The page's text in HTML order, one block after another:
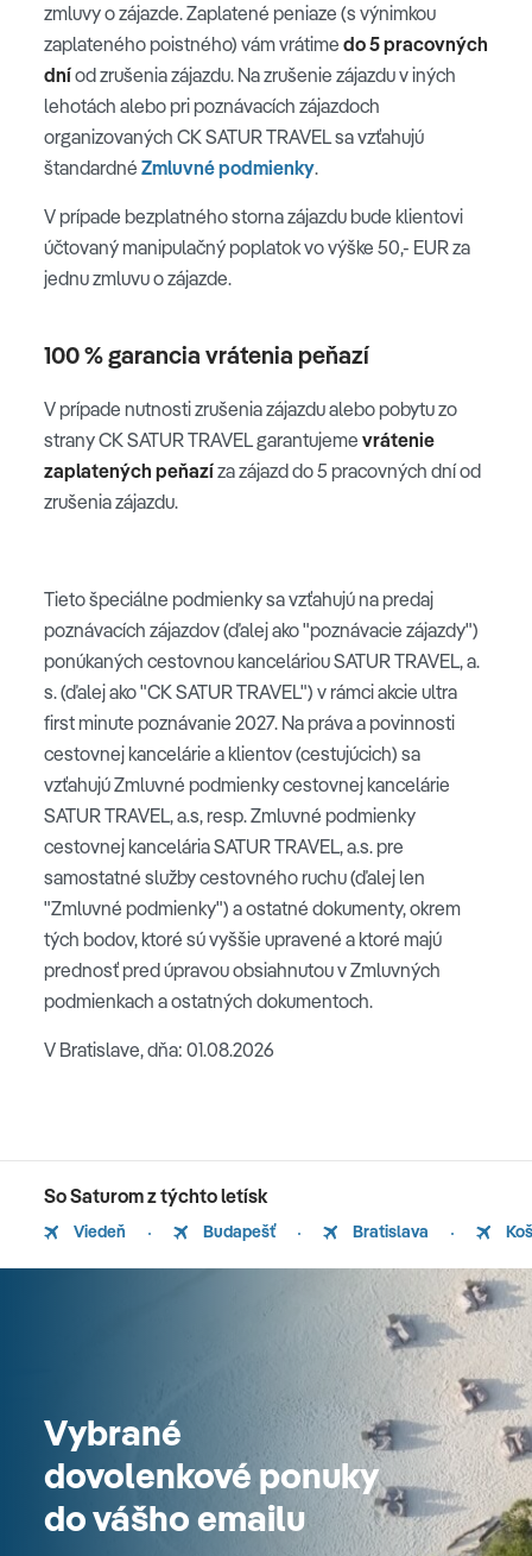
zmluvy o zájazde. Zaplatené peniaze (s výnimkou
zaplateného poistného) vám vrátime do 5 pracovných
dníod zrušenia zájazdu. Na zrušenie zájazdu v iných
lehotách alebo pri poznávacích zájazdoch
organizovaných CK SATUR TRAVEL sa vzťahujú
štandardné Zmluvné podmienky.
V prípade bezplatného storna zájazdu bude klientovi
účtovaný manipulačný poplatok vo výške 50,- EUR za
jednu zmluvu o zájazde.
100 % garancia vrátenia peňazí
V prípade nutnosti zrušenia zájazdu alebo pobytu zo
strany CK SATUR TRAVEL garantujeme vrátenie
zaplatených peňazíza zájazd do 5 pracovných dní od
zrušenia zájazdu.
Tieto špeciálne podmienky sa vzťahujú na predaj
poznávacích zájazdov (ďalej ako "poznávacie zájazdy")
ponúkaných cestovnou kanceláriou SATUR TRAVEL, a.
s. (ďalej ako "CK SATUR TRAVEL") v rámci akcie ultra
first minute poznávanie 2027. Na práva a povinnosti
cestovnej kancelárie a klientov (cestujúcich) sa
vzťahujú Zmluvné podmienky cestovnej kancelárie
SATUR TRAVEL, a.s, resp. Zmluvné podmienky
cestovnej kancelária SATUR TRAVEL, a.s. pre
samostatné služby cestovného ruchu (ďalej len
"Zmluvné podmienky") a ostatné dokumenty, okrem
tých bodov, ktoré sú vyššie upravené a ktoré majú
prednosť pred úpravou obsiahnutou v Zmluvných
podmienkach a ostatných dokumentoch.
V Bratislave, dňa: 01.08.2026
So Saturom z týchto letísk
Viedeň Budapešť Bratislava
Vybrané
dovolenkové ponuky
do vášho emailu